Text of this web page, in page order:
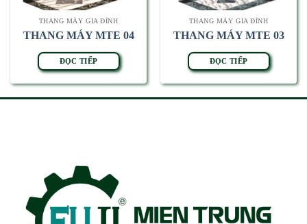
THANG MÁY GIA ĐÌNH
THANG MÁY MTE 04
ĐỌC TIẾP
THANG MÁY GIA ĐÌNH
THANG MÁY MTE 03
ĐỌC TIẾP